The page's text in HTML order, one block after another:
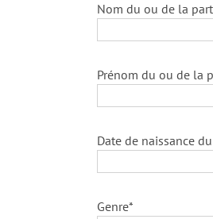
Nom du ou de la
Prénom du ou de la
Date de naissance
Genre*